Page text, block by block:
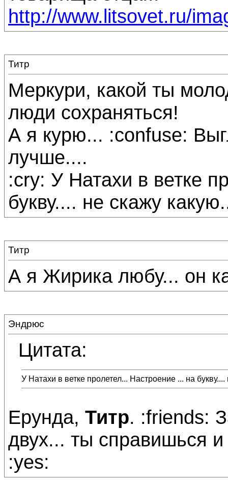
http://www.litsovet.ru/
Титр
Меркури, какой ты
люди сохраняться!
А я курю... :confuse:
лучше....
:cry: У Натахи в ветке
букву.... не скажу
Титр
А я Жирика любу... он
Эндрюс
Цитата:
У Натахи в ветке пролетел... Настроение ... на букву....
Ерунда, Титр. :friends:
двух... ты справишься
:yes: